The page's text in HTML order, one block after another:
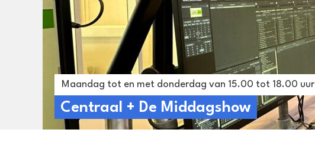
Maandag tot en met donderdag van 15.00 tot 18.00 uur
Centraal + De Middagshow